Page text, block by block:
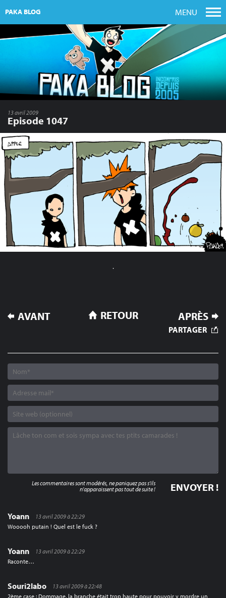
PAKA BLOG MENU
13 avril 2009
Episode 1047
.
NAVIGATION
DE
AVANT APRÈS
RETOUR
PARTAGER
Yoann
13 avril 2009 à 22:29
Wooooh putain ! Quel est le fuck ?
Yoann
13 avril 2009 à 22:29
Raconte…
Souri2labo
13 avril 2009 à 22:48
2ème case : Dommage, la branche était trop haute pour pouvoir y mordre un
Les commentaires sont modérés, ne paniquez pas s'ils
n'apparaissent pas tout de suite !